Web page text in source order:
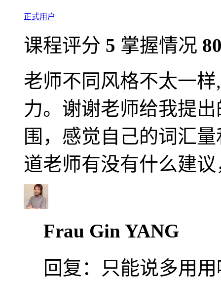
正式用户
课程评分 5 掌握情况
老师不同风格不太一
力。谢谢老师给我提
围，感觉自己的词汇
道老师有没有什么建
Frau Gin YANG
回复：
只能说多用